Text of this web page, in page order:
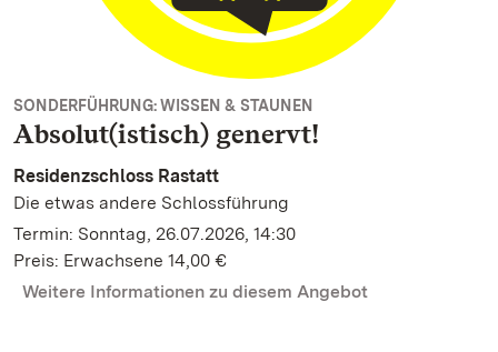
SONDERFÜHRUNG: WISSEN & STAUNEN
Absolut(istisch) genervt!
Residenzschloss Rastatt
Die etwas andere Schlossführung
Termin: Sonntag, 26.07.2026, 14:30
Preis: Erwachsene 14,00 €
Weitere Informationen zu diesem Angebot